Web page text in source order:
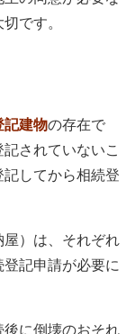
です。
記建物の存在で
されていないこ
してから相続登
）は、それぞれ
記申請が必要に
後に倒壊のおそれ